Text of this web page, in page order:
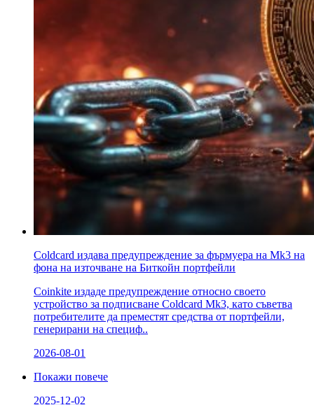
Coldcard издава предупреждение за фърмуера на Mk3 на
фона на източване на Биткойн портфейли
Coinkite издаде предупреждение относно своето
устройство за подписване Coldcard Mk3, като съветва
потребителите да преместят средства от портфейли,
генерирани на специф..
2026-08-01
Покажи повече
2025-12-02